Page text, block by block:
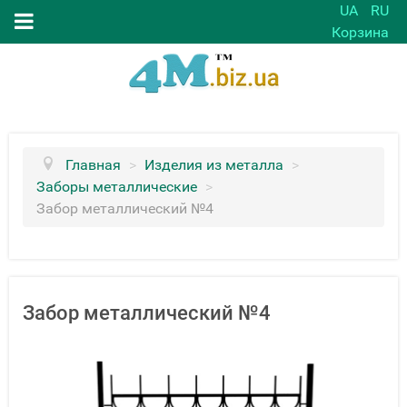
UA
RU
Корзина
Главная > Изделия из металла >
Заборы металлические >
Забор металлический №4
Забор металлический №4